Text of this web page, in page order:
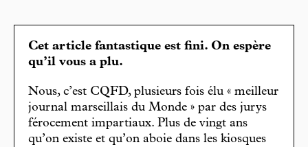
Cet article fantastique est fini. On espère
qu’il vous a plu.
Nous, c’est CQFD, plusieurs fois élu « meilleur
journal marseillais du Monde » par des jurys
férocement impartiaux. Plus de vingt ans
qu’on existe et qu’on aboie dans les kiosques